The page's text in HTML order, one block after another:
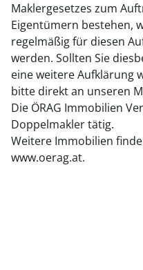
Maklergesetzes zum
Eigentümern bestehen,
regelmäßig für diesen
werden. Sollten Sie
eine weitere Aufklärung
bitte direkt an unseren
Die ÖRAG Immobilien
Doppelmakler tätig.
Weitere Immobilien
www.oerag.at.